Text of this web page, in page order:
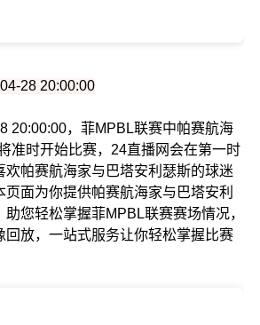
28 20:00:00
20:00:00，菲MPBL联赛中帕赛航海
准时开始比赛，24直播网会在第一时
欢帕赛航海家与巴塔安利瑟斯的球迷
面为你提供帕赛航海家与巴塔安利
您轻松掌握菲MPBL联赛赛场情况，
回放，一站式服务让你轻松掌握比赛